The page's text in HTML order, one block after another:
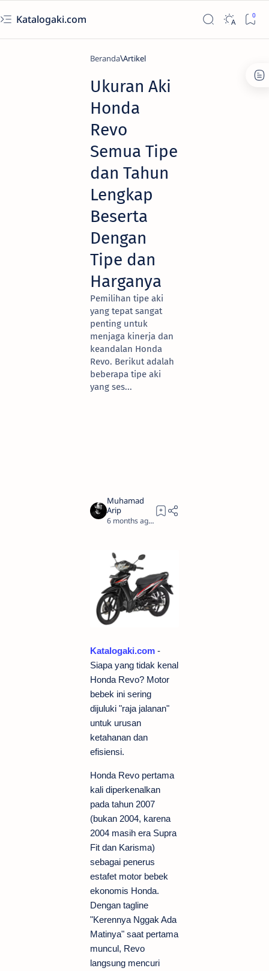
Katalogaki.com
Beranda Artikel
Ukuran Aki
Honda
Revo
Semua Tipe
dan Tahun
Lengkap
Beserta
Dengan
Tipe dan
Harganya
Pemilihan tipe aki
yang tepat sangat
penting untuk
menjaga kinerja dan
keandalan Honda
Revo. Berikut adalah
beberapa tipe aki
yang ses...
6 months ago
Katalogaki.com -
Siapa yang tidak kenal
Honda Revo? Motor
bebek ini sering
dijuluki "raja jalanan"
untuk urusan
ketahanan dan
efisiensi.
Honda Revo pertama
kali diperkenalkan
pada tahun 2007
(bukan 2004, karena
2004 masih era Supra
Fit dan Karisma)
sebagai penerus
estafet motor bebek
ekonomis Honda.
Dengan tagline
"Kerennya Nggak Ada
Matinya" saat pertama
muncul, Revo
langsung mencuri